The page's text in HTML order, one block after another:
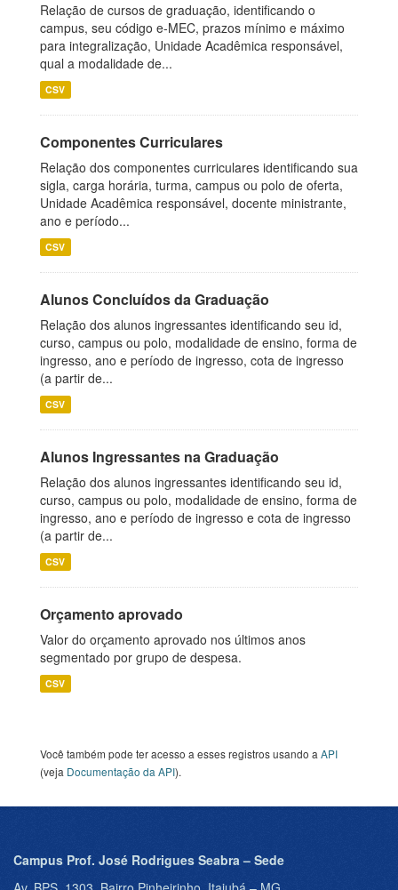
Relação de cursos de graduação, identificando o
campus, seu código e-MEC, prazos mínimo e máximo
para integralização, Unidade Acadêmica responsável,
qual a modalidade de...
CSV
Componentes Curriculares
Relação dos componentes curriculares identificando sua
sigla, carga horária, turma, campus ou polo de oferta,
Unidade Acadêmica responsável, docente ministrante,
ano e período...
CSV
Alunos Concluídos da Graduação
Relação dos alunos ingressantes identificando seu id,
curso, campus ou polo, modalidade de ensino, forma de
ingresso, ano e período de ingresso, cota de ingresso
(a partir de...
CSV
Alunos Ingressantes na Graduação
Relação dos alunos ingressantes identificando seu id,
curso, campus ou polo, modalidade de ensino, forma de
ingresso, ano e período de ingresso e cota de ingresso
(a partir de...
CSV
Orçamento aprovado
Valor do orçamento aprovado nos últimos anos
segmentado por grupo de despesa.
CSV
Você também pode ter acesso a esses registros usando a API
(veja Documentação da API).
Campus Prof. José Rodrigues Seabra – Sede